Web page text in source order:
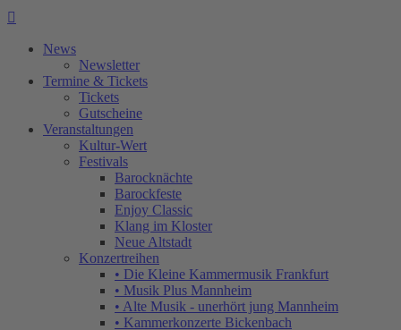

News
Newsletter
Termine & Tickets
Tickets
Gutscheine
Veranstaltungen
Kultur-Wert
Festivals
Barocknächte
Barockfeste
Enjoy Classic
Klang im Kloster
Neue Altstadt
Konzertreihen
• Die Kleine Kammermusik Frankfurt
• Musik Plus Mannheim
• Alte Musik - unerhört jung Mannheim
• Kammerkonzerte Bickenbach